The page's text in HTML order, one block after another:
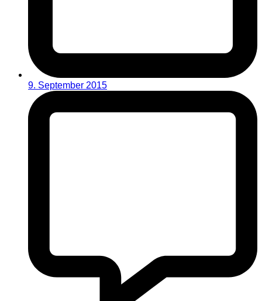
9. September 2015